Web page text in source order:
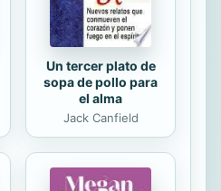
Un tercer plato de
sopa de pollo para
el alma
Jack Canfield